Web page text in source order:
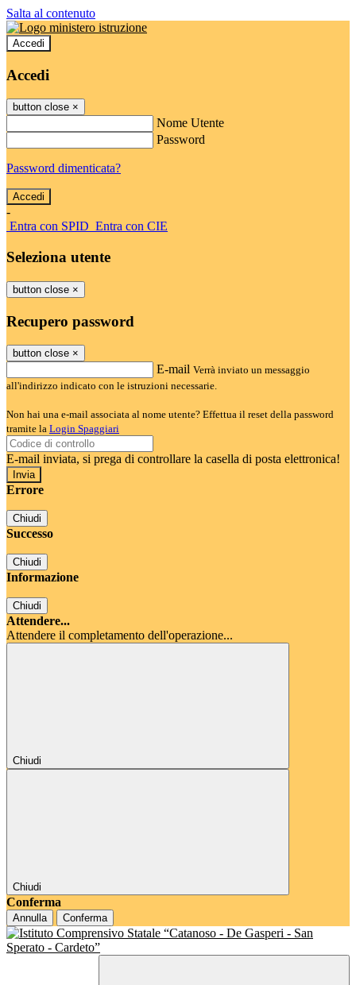
Salta al contenuto
Accedi
Accedi
button close ×
Nome Utente
Password
Password dimenticata?
-
Entra con SPID Entra con CIE
Seleziona utente
button close ×
Recupero password
button close ×
E-mail Verrà inviato un messaggio
all'indirizzo indicato con le istruzioni necessarie.
Non hai una e-mail associata al nome utente? Effettua il reset della password
tramite la Login Spaggiari
E-mail inviata, si prega di controllare la casella di posta elettronica!
Errore
Chiudi
Successo
Chiudi
Informazione
Chiudi
Attendere...
Attendere il completamento dell'operazione...
Chiudi
Chiudi
Conferma
Annulla Conferma